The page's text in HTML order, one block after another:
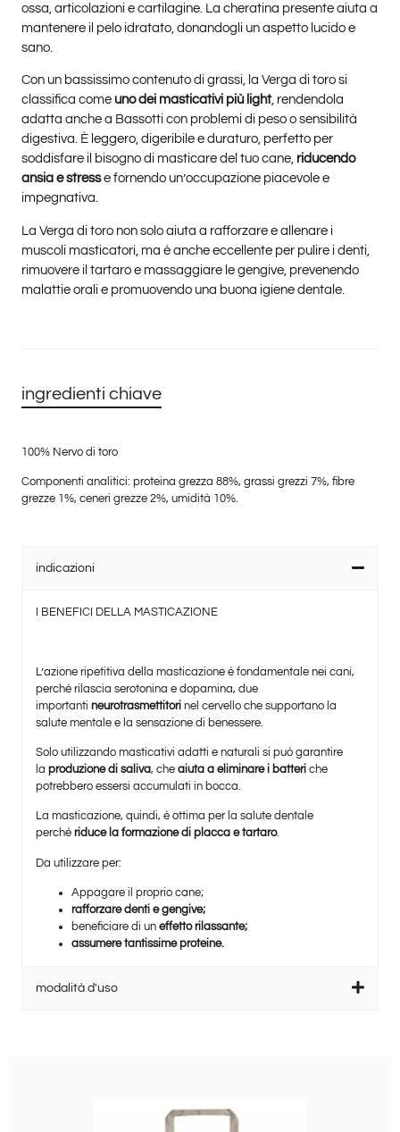
ossa, articolazioni e cartilagine. La cheratina presente aiuta a
mantenere il pelo idratato, donandogli un aspetto lucido e
sano.
Con un bassissimo contenuto di grassi, la Verga di toro si
classifica come uno dei masticativi più light, rendendola
adatta anche a Bassotti con problemi di peso o sensibilità
digestiva. È leggero, digeribile e duraturo, perfetto per
soddisfare il bisogno di masticare del tuo cane, riducendo
ansia e stresse fornendo un’occupazione piacevole e
impegnativa.
La Verga di toro non solo aiuta a rafforzare e allenare i
muscoli masticatori, ma è anche eccellente per pulire i denti,
rimuovere il tartaro e massaggiare le gengive, prevenendo
malattie orali e promuovendo una buona igiene dentale.
ingredienti chiave
100% Nervo di toro
Componenti analitici: proteina grezza 88%, grassi grezzi 7%, fibre
grezze 1%, ceneri grezze 2%, umidità 10%.
indicazioni
I BENEFICI DELLA MASTICAZIONE
L’azione ripetitiva della masticazione è fondamentale nei cani,
perché rilascia serotonina e dopamina, due
importanti neurotrasmettitori nel cervello che supportano la
salute mentale e la sensazione di benessere.
Solo utilizzando masticativi adatti e naturali si può garantire
la produzione di saliva, che aiuta a eliminare i batteri che
potrebbero essersi accumulati in bocca.
La masticazione, quindi, è ottima per la salute dentale
perché riduce la formazione di placca e tartaro.
Da utilizzare per:
Appagare il proprio cane;
rafforzare denti e gengive;
beneficiare di un effetto rilassante;
assumere tantissime proteine.
modalità d'uso